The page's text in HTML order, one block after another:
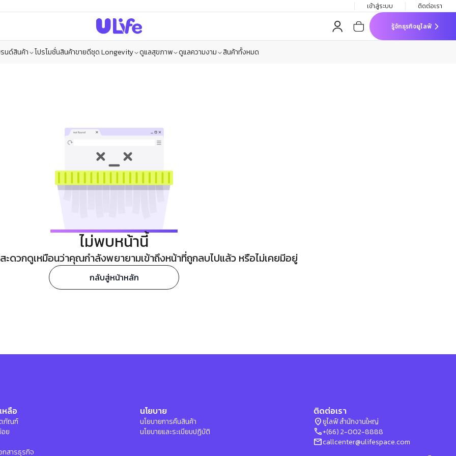
เข้าสู่ระบบ ติดต่อเรา
รู้จักธุรกิจยูไลฟ์
นด์สินค้า โปรโมชั่นสินค้าขายดีชุด Longevity ดูแลสุขภาพ ดูแลความงาม สินค้าทั้งหมด
ไม่พบหน้านี้
ะดวกดูเหมือนว่าคุณกำลังพยายามเข้าถึงหน้าที่ถูกลบไปแล้ว หรือไม่เคยมีอยู่
กลับสู่หน้าหลัก
หลือ
ภัณฑ์
ย
กสารธุรกิจ
นโยบาย
นโยบายการคืนสินค้า
นโยบายและระเบียบปฏิบัติ
ติดต่อเรา
location_onยูไลฟ์ สำนักงานใหญ่
phone+(66) 2-002-8888
mailcallcenter@ulifespace.com